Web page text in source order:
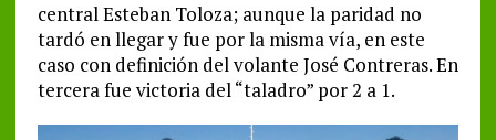
central Esteban Toloza; aunque la paridad no
tardó en llegar y fue por la misma vía, en este
caso con definición del volante José Contreras. En
tercera fue victoria del “taladro” por 2 a 1.